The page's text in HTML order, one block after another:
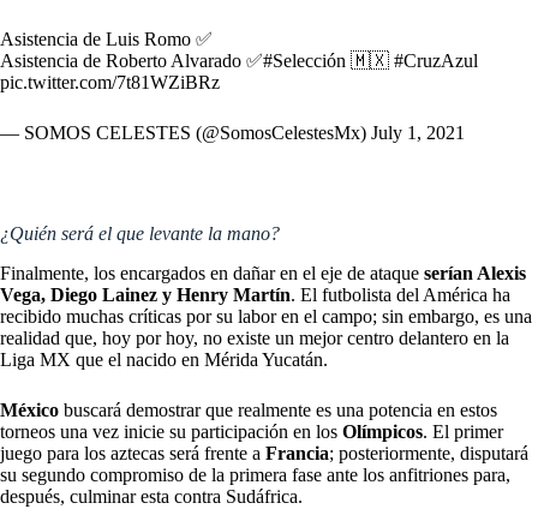
Asistencia de Luis Romo ✅
Asistencia de Roberto Alvarado ✅#Selección 🇲🇽 #CruzAzul
pic.twitter.com/7t81WZiBRz
— SOMOS CELESTES (@SomosCelestesMx) July 1, 2021
¿Quién será el que levante la mano?
Finalmente, los encargados en dañar en el eje de ataque serían Alexis
Vega, Diego Lainez y Henry Martín. El futbolista del América ha
recibido muchas críticas por su labor en el campo; sin embargo, es una
realidad que, hoy por hoy, no existe un mejor centro delantero en la
Liga MX que el nacido en Mérida Yucatán.
México buscará demostrar que realmente es una potencia en estos
torneos una vez inicie su participación en los Olímpicos. El primer
juego para los aztecas será frente a Francia; posteriormente, disputará
su segundo compromiso de la primera fase ante los anfitriones para,
después, culminar esta contra Sudáfrica.